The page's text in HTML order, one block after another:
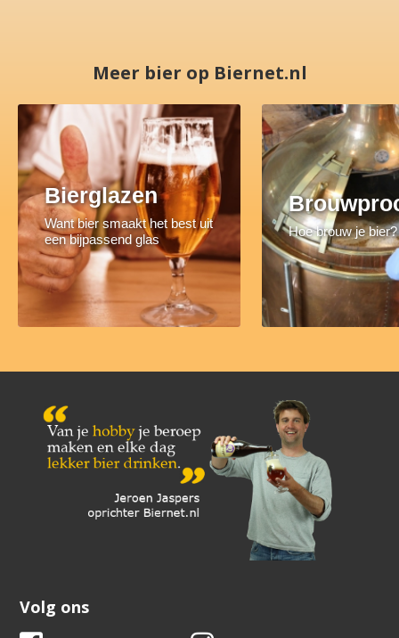
Meer bier op Biernet.nl
Bierglazen
Want bier smaakt het best uit
een bijpassend glas
Hoe brouw je bier?
Volg ons